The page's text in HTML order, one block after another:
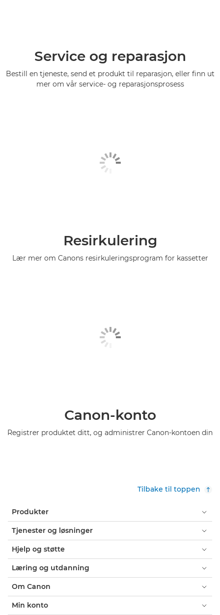
Service og reparasjon
Bestill en tjeneste, send et produkt til reparasjon, eller finn ut
mer om vår service- og reparasjonsprosess
Resirkulering
Lær mer om Canons resirkuleringsprogram for kassetter
Canon-konto
Registrer produktet ditt, og administrer Canon-kontoen din
Tilbake til toppen
Produkter
Tjenester og løsninger
Hjelp og støtte
Læring og utdanning
Om Canon
Min konto